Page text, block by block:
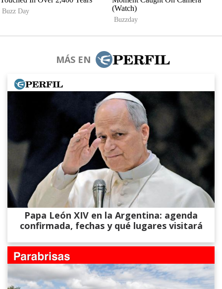
MÁS EN
Papa León XIV en la Argentina: agenda
confirmada, fechas y qué lugares visitará